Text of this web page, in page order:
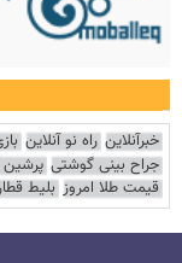
خبرآنلاین راه نو آنلاین
جراح بینی گوشتی
قیمت طلا امروز بلیط